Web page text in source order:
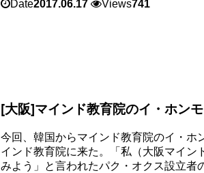
Date2017.06.17 Views741
[大阪]マインド教育院のイ・ホン
今回、韓国からマインド教育院のイ・ホ
インド教育院に来た。「私（大阪マイ
みよう」と言われたパク・オクス設立者